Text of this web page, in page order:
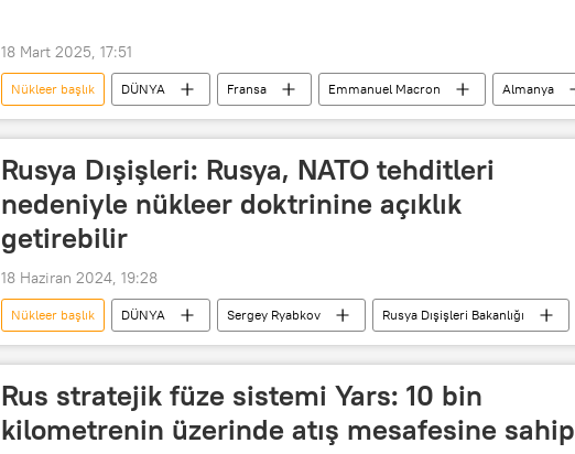
18 Mart 2025, 17:51
Nükleer başlık DÜNYA Fransa Emmanuel Macron
Almanya
Sınır
Hava üssü Savaş uçağı Rafale savaş uçakları
Rusya Dışişleri: Rusya, NATO tehditleri
nedeniyle nükleer doktrinine açıklık
getirebilir
18 Haziran 2024, 19:28
Nükleer başlık DÜNYA Sergey Ryabkov
Rusya Dışişleri Bakanlığı
NATO Genel Sekreteri Jens Stoltenberg
Tehdit Telegraph Batı
Rus stratejik füze sistemi Yars: 10 bin
kilometrenin üzerinde atış mesafesine sahip